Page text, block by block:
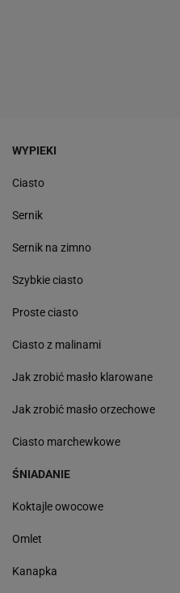
WYPIEKI
Ciasto
Sernik
Sernik na zimno
Szybkie ciasto
Proste ciasto
Ciasto z malinami
Jak zrobić masło klarowane
Jak zrobić masło orzechowe
Ciasto marchewkowe
ŚNIADANIE
Koktajle owocowe
Omlet
Kanapka